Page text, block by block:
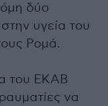
δύο
υγεία του
Ρομά.
του ΕΚΑΒ
να